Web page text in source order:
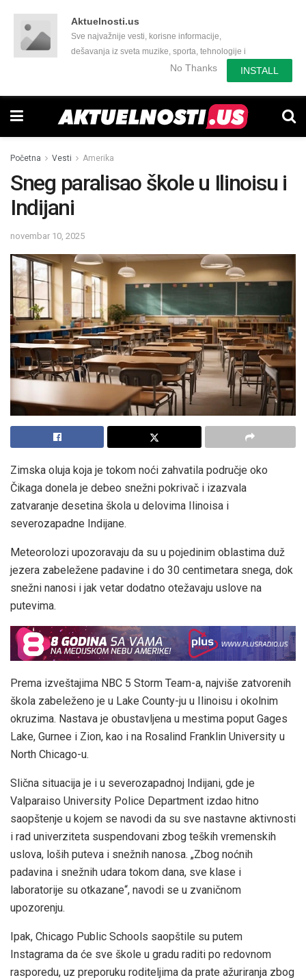
Aktuelnosti.us
Sve najvažnije vesti, korisne informacije,
dešavanja iz sveta muzike, sporta, tehnologije i
još mnogo toga zanimljivog.No Thanks INSTALL
Početna Vesti Amerika
Sneg paralisao škole u Ilinoisu i
Indijani
novembar 10, 2025
Zimska oluja koja je tokom noći zahvatila područje oko
Čikaga donela je debeo snežni pokrivač i izazvala
zatvaranje desetina škola u delovima Ilinoisa i
severozapadne Indijane.
Meteorolozi upozoravaju da su u pojedinim oblastima duž
jezera zabeležene padavine i do 30 centimetara snega, dok
snežni nanosi i jak vetar dodatno otežavaju uslove na
putevima.
Prema izveštajima NBC 5 Storm Team-a, najviše zatvorenih
škola zabeleženo je u Lake County-ju u Ilinoisu i okolnim
okruzima. Nastava je obustavljena u mestima poput Gages
Lake, Gurnee i Zion, kao i na Rosalind Franklin University u
North Chicago-u.
Slična situacija je i u severozapadnoj Indijani, gde je
Valparaiso University Police Department izdao hitno
saopštenje u kojem se navodi da su sve nastavne aktivnosti
i rad univerziteta suspendovani zbog teških vremenskih
uslova, loših puteva i snežnih nanosa. „Zbog noćnih
padavina i snežnih udara tokom dana, sve klase i
laboratorije su otkazane“, navodi se u zvaničnom
upozorenju.
Ipak, Chicago Public Schools saopštile su putem
Instagrama da će sve škole u gradu raditi po redovnom
rasporedu, uz preporuku roditeljima da prate ažuriranja zbog